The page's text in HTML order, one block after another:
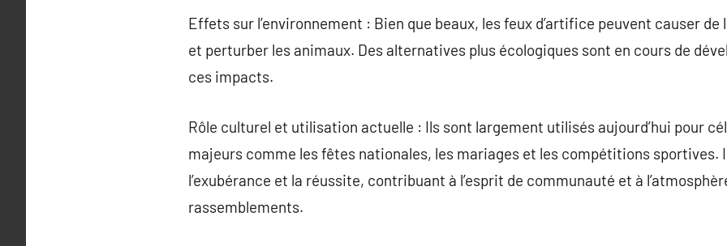
Effets sur l’environnement : Bien que beaux, les feux d’artifice peuvent causer
et perturber les animaux. Des alternatives plus écologiques sont en cours de
ces impacts.
Rôle culturel et utilisation actuelle : Ils sont largement utilisés aujourd’hui pour
majeurs comme les fêtes nationales, les mariages et les compétitions sportives.
l’exubérance et la réussite, contribuant à l’esprit de communauté et à
rassemblements.